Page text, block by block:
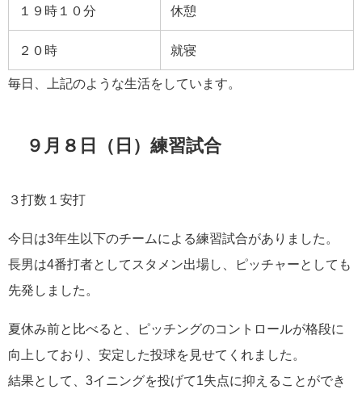
１９時１０分 休憩
２０時 就寝
毎日、上記のような生活をしています。
９月８日（日）練習試合
３打数１安打
今日は3年生以下のチームによる練習試合がありました。
長男は4番打者としてスタメン出場し、ピッチャーとしても
先発しました。
夏休み前と比べると、ピッチングのコントロールが格段に
向上しており、安定した投球を見せてくれました。
結果として、3イニングを投げて1失点に抑えることができ